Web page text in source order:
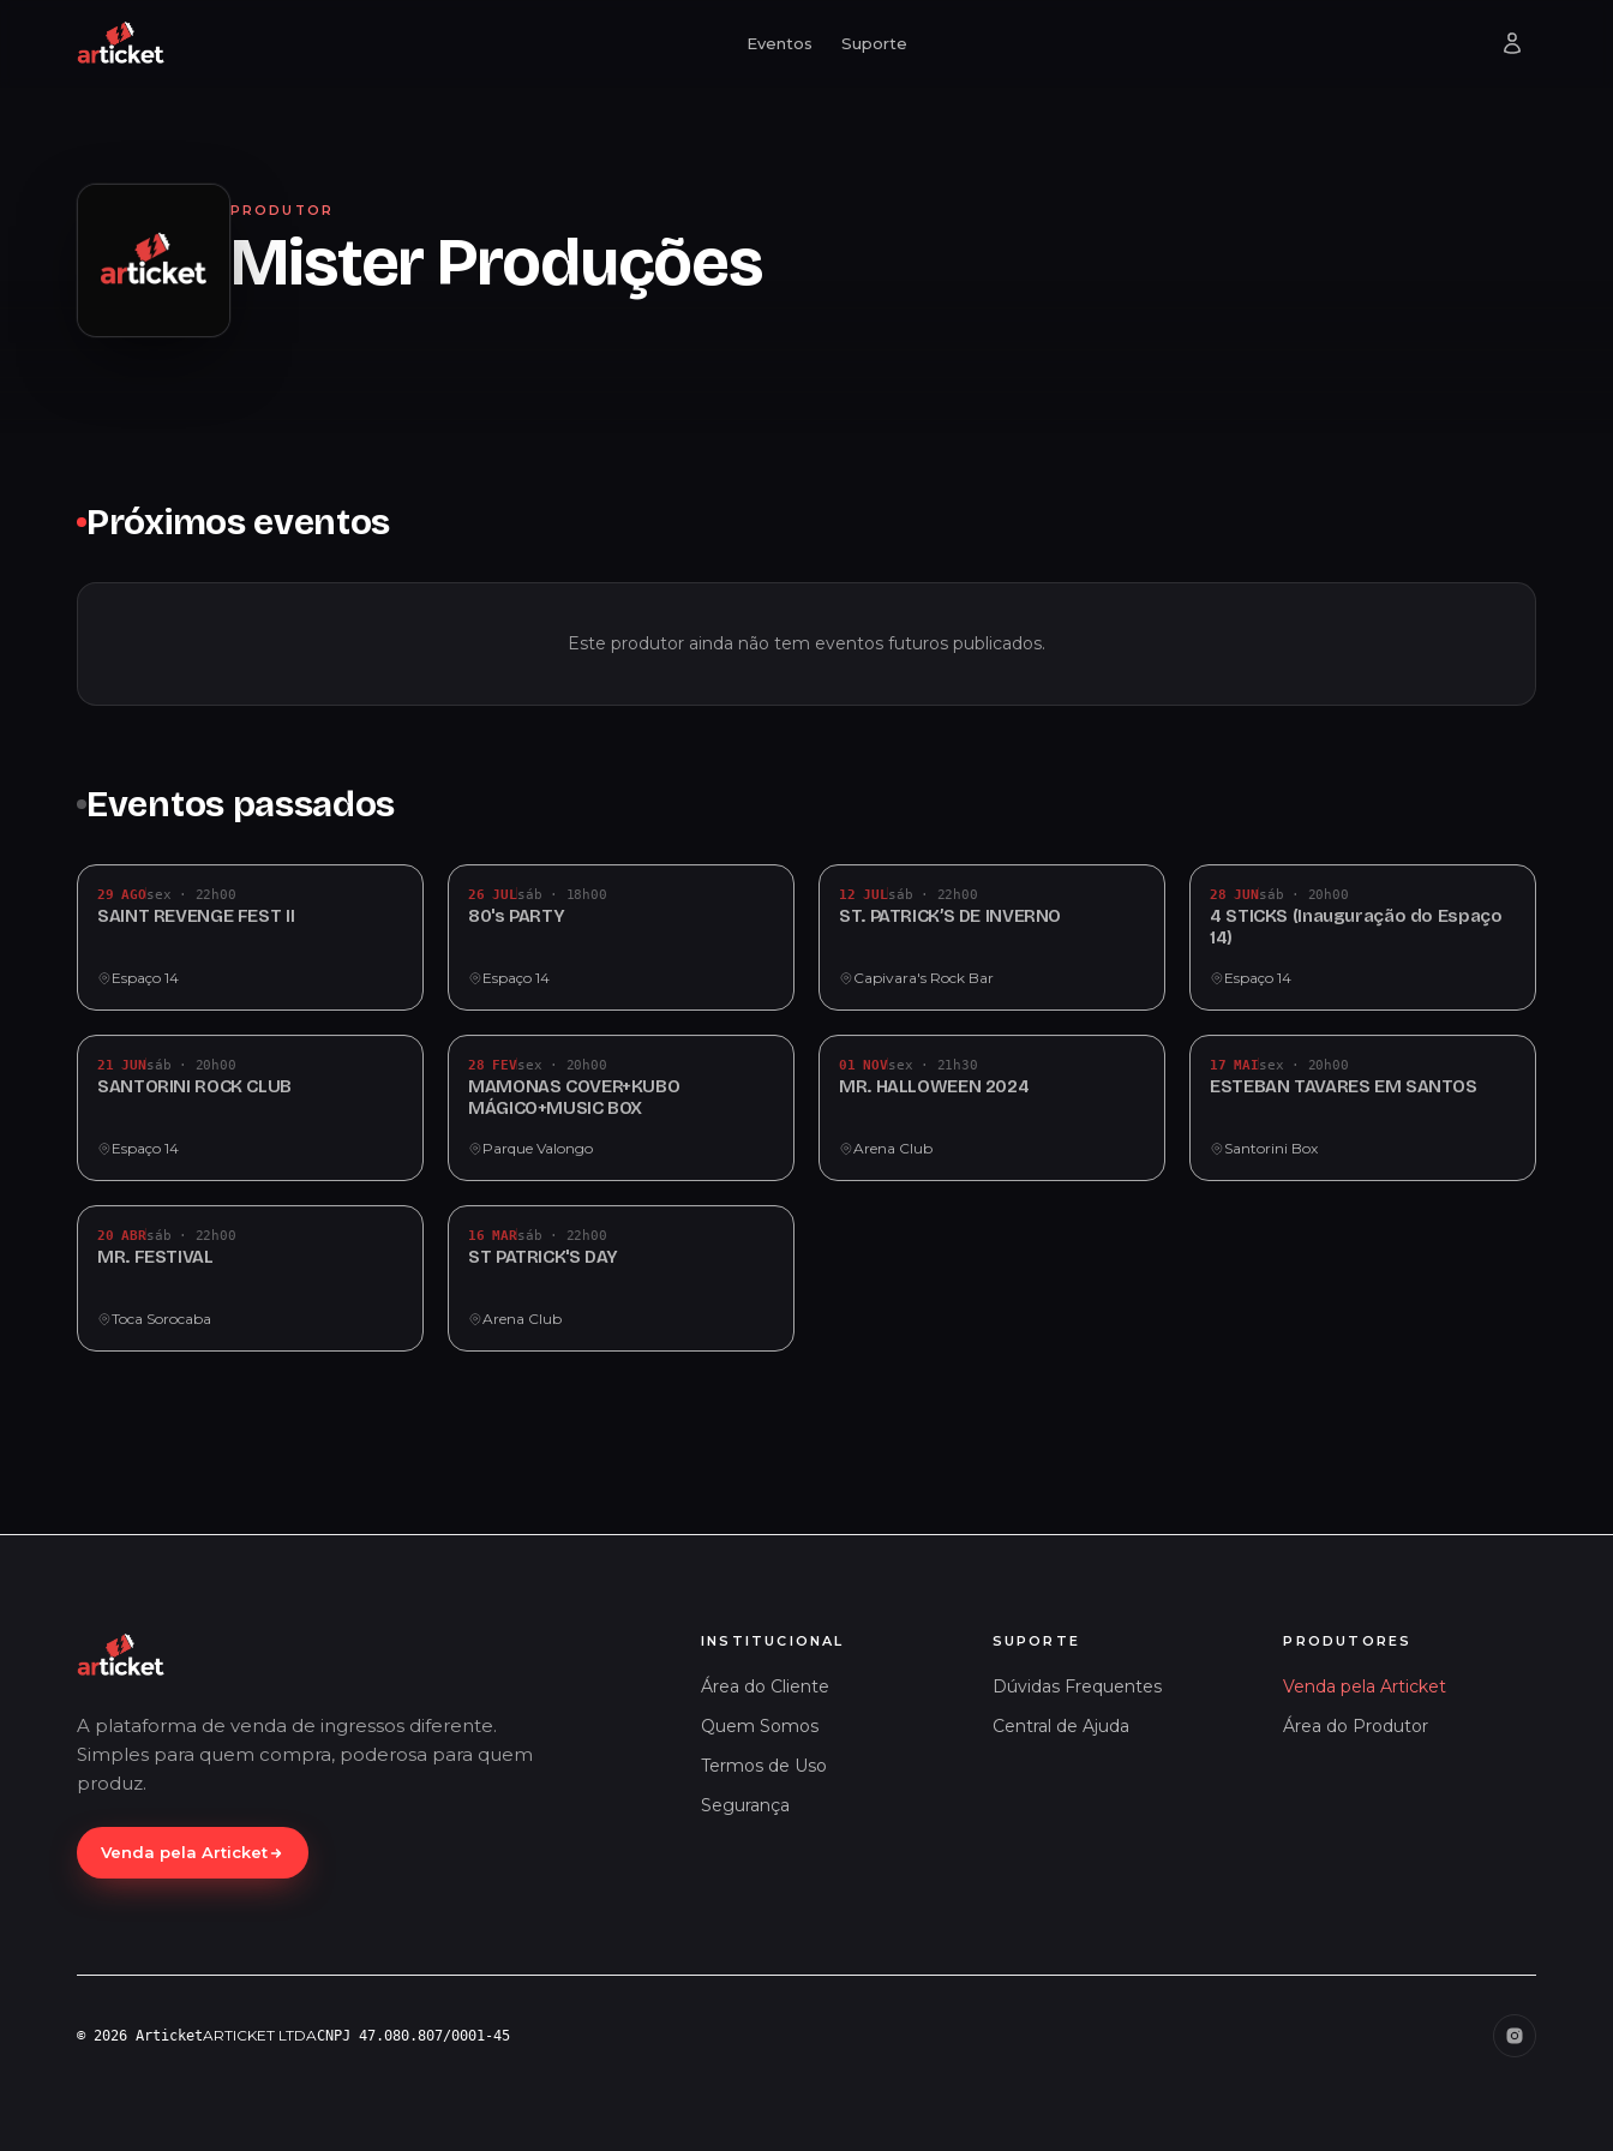
Eventos Suporte
PRODUTOR
Mister Produções
Próximos eventos
Este produtor ainda não tem eventos futuros publicados.
Eventos passados
29 AGOsex · 22h00
SAINT REVENGE FEST II
Espaço 14
26 JULsáb · 18h00
80's PARTY
Espaço 14
12 JULsáb · 22h00
ST. PATRICK’S DE INVERNO
Capivara's Rock Bar
28 JUNsáb · 20h00
4 STICKS (Inauguração do Espaço
14)
Espaço 14
21 JUNsáb · 20h00
SANTORINI ROCK CLUB
Espaço 14
28 FEVsex · 20h00
MAMONAS COVER+KUBO
MÁGICO+MUSIC BOX
Parque Valongo
01 NOVsex · 21h30
MR. HALLOWEEN 2024
Arena Club
17 MAIsex · 20h00
ESTEBAN TAVARES EM SANTOS
Santorini Box
20 ABRsáb · 22h00
MR. FESTIVAL
Toca Sorocaba
16 MARsáb · 22h00
ST PATRICK'S DAY
Arena Club
A plataforma de venda de ingressos diferente.
Simples para quem compra, poderosa para quem
produz.
Venda pela Articket
INSTITUCIONAL
Área do Cliente
Quem Somos
Termos de Uso
Segurança
SUPORTE
Dúvidas Frequentes
Central de Ajuda
PRODUTORES
Venda pela Articket
Área do Produtor
© 2026 ArticketARTICKET LTDACNPJ 47.080.807/0001-45